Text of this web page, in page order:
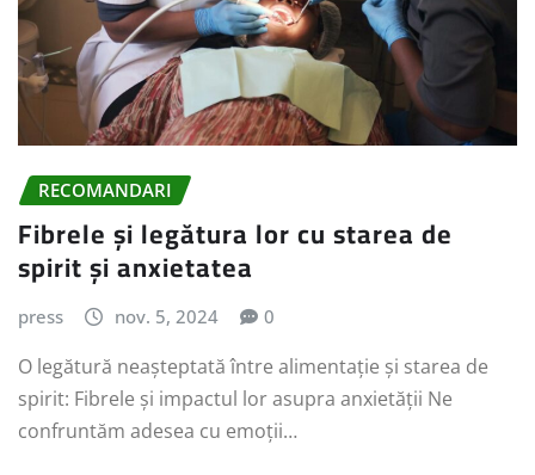
RECOMANDARI
Fibrele și legătura lor cu starea de
spirit și anxietatea
press nov. 5, 2024 0
O legătură neașteptată între alimentație și starea de
spirit: Fibrele și impactul lor asupra anxietății Ne
confruntăm adesea cu emoții…